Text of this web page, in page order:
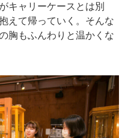
キャリーケースとは別
えて帰っていく。そんな
胸もふんわりと温かくな